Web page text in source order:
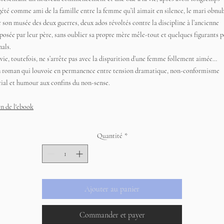
comme ami de la famille entre la femme qu’il aimait en silence, le mari
son musée des deux guerres, deux ados révoltés contre la discipline à l’ancienne
par leur père, sans oublier sa propre mère mêle-tout et quelques figurants
toutefois, ne s’arrête pas avec la disparition d’une femme follement aimée…
roman qui louvoie en permanence entre tension dramatique, non-conformisme
et humour aux confins dunon-sense.
de l'ebook
Quantité *
Ajouter au panier
Commander et payer